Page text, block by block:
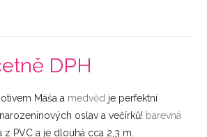
DPH
Máša a medvěd je perfektní
oslav a večírků! barevná
PVC a je dlouhá cca 2,3 m.